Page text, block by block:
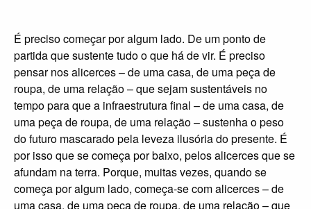
É preciso começar por algum lado. De um ponto de
partida que sustente tudo o que há de vir. É preciso
pensar nos alicerces – de uma casa, de uma peça de
roupa, de uma relação – que sejam sustentáveis no
tempo para que a infraestrutura final – de uma casa, de
uma peça de roupa, de uma relação – sustenha o peso
do futuro mascarado pela leveza ilusória do presente. É
por isso que se começa por baixo, pelos alicerces que se
afundam na terra. Porque, muitas vezes, quando se
começa por algum lado, começa-se com alicerces – de
uma casa, de uma peça de roupa, de uma relação – que